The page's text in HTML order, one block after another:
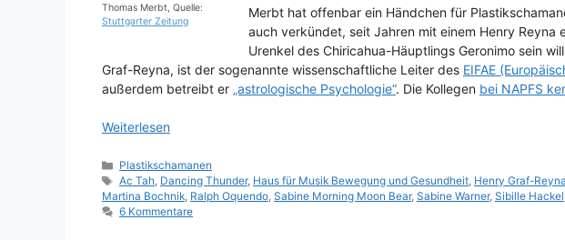
Thomas Merbt, Quelle:
Stuttgarter Zeitung
Merbt hat offenbar ein Händchen für
auch verkündet, seit Jahren mit einem Henry Reyna
Urenkel des Chiricahua-Häuptlings Geronimo sein
Graf-Reyna, ist der sogenannte wissenschaftliche Leiter des EIFAE
außerdem betreibt er „astrologische Psychologie“. Die Kollegen bei NAPFS
Weiterlesen
Kategorien
Plastikschamanen
Schlagwörter
Ac Tah, Dancing Thunder, Haus für Musik Bewegung und Gesundheit, Henry Graf-Reyna
Martina Bochnik, Ralph Oquendo, Sabine Morning Moon Bear, Sabine Warner, Sibille Hackel
6 Kommentare